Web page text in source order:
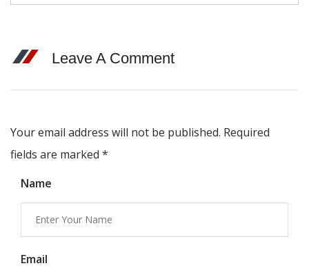
Leave A Comment
Your email address will not be published. Required
fields are marked *
Name
Email